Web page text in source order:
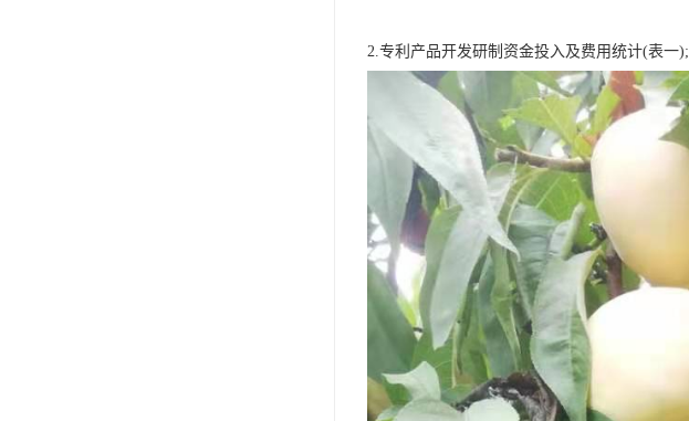
2.专利产品开发研制资金投入及费用统计(表一);